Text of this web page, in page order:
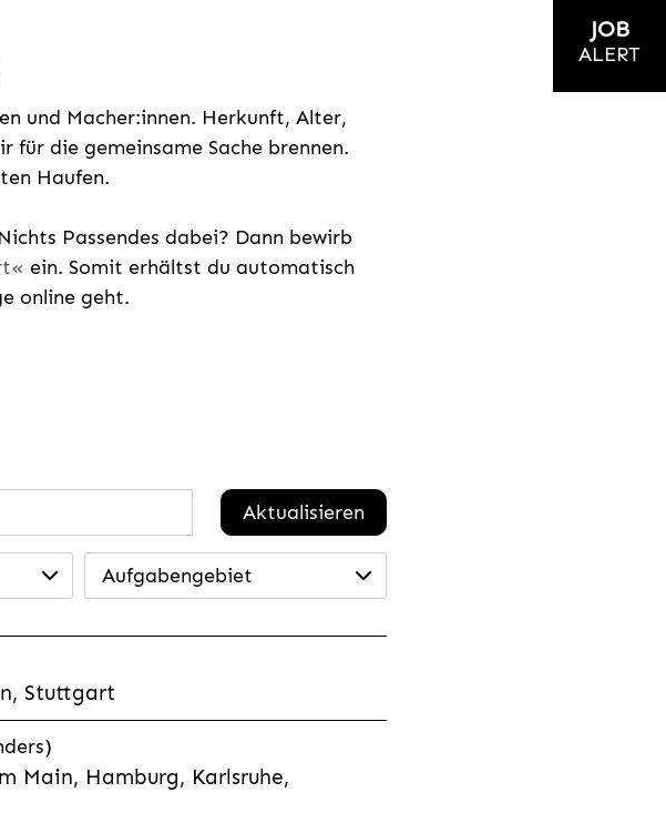
und Macher:innen. Herkunft, Alter,
für die gemeinsame Sache brennen.
Haufen.
Passendes dabei? Dann bewirb
ein. Somit erhältst du automatisch
online geht.
Aktualisieren
Aufgabengebiet
Stuttgart
Main, Hamburg, Karlsruhe,
JOB
ALERT